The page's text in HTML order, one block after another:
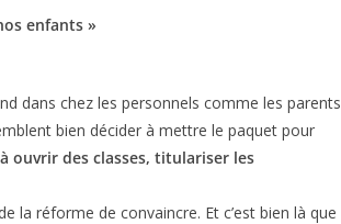
enfants »
dans chez les personnels comme les parents
bien décider à mettre le paquet pour
ouvrir des classes, titulariser les
la réforme de convaincre. Et c’est bien là que